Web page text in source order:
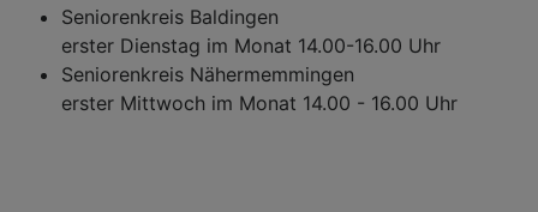
Seniorenkreis Baldingen
erster Dienstag im Monat 14.00-16.00 Uhr
Seniorenkreis Nähermemmingen
erster Mittwoch im Monat 14.00 - 16.00 Uhr